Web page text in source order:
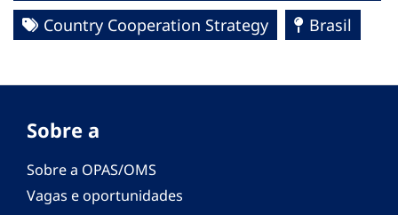
Country Cooperation Strategy
Brasil
Sobre a
Sobre a OPAS/OMS
Vagas e oportunidades